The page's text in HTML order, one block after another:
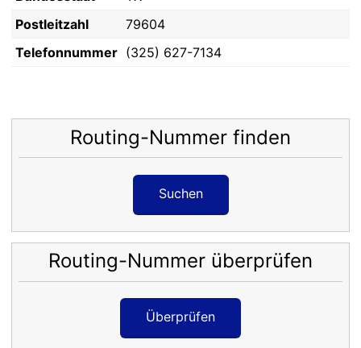
Postleitzahl
79604
Telefonnummer (325) 627-7134
Routing-Nummer finden
Suchen
Routing-Nummer überprüfen
Überprüfen